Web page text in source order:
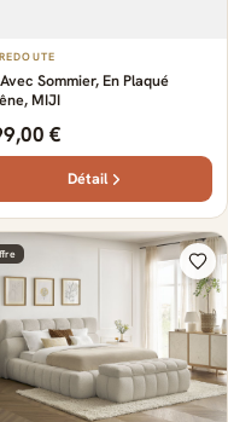
Sommier, En Plaqué
MIJI
€
Détail